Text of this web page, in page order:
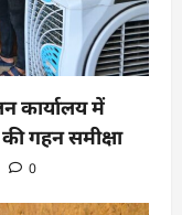
कार्यालय में
गहन समीक्षा
0